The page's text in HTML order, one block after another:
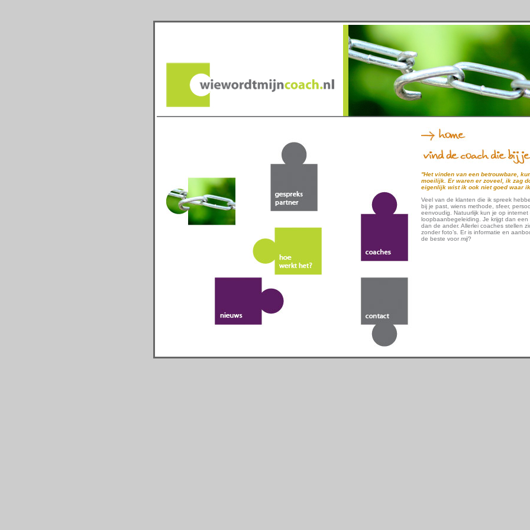
''Het vinden van een betrouwbare,
moeilijk. Er waren er zoveel, ik zag
eigenlijk wist ik ook niet goed waar
Veel van de klanten die ik spreek
bij je past, wiens methode, sfeer,
eenvoudig. Natuurlijk kun je op
loopbaanbegeleiding. Je krijgt dan
dan de ander. Allerlei coaches stellen
zonder foto’s. Er is informatie en
de beste voor mij?